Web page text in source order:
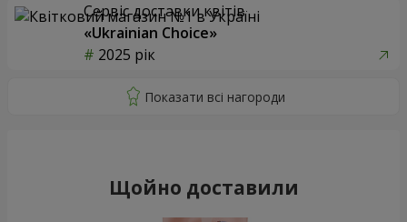
Сервіс доставки квітів
«Ukrainian Choice»
2025 рік
Щойно доставили